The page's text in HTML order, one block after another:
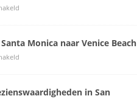
Monica naar Venice Beach
in San